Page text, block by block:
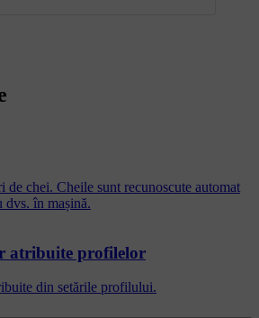
de chei. Cheile sunt recunoscute automat
dvs. în mașină.
atribuite profilelor
din setările profilului.